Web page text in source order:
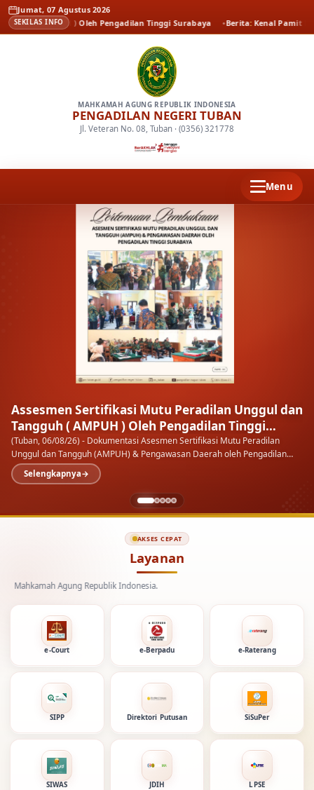
Jumat, 07 Agustus 2026
SEKILAS INFO
( AMPUH ) Oleh Pengadilan Tinggi Surabaya Berita Kenal Pamit
MAHKAMAH AGUNG REPUBLIK INDONESIA
PENGADILAN NEGERI TUBAN
Jl. Veteran No. 08, Tuban · (0356) 321778
Menu
Assesmen Sertifikasi Mutu Peradilan Unggul dan
Tangguh ( AMPUH ) Oleh Pengadilan Tinggi
Surabaya
(Tuban, 06/08/26) - Dokumentasi Asesmen Sertifikasi Mutu Peradilan
Unggul dan Tangguh (AMPUH) & Pengawasan Daerah oleh Pengadilan
Tinggi Surabaya pada Pengadilan Negeri…
Selengkapnya
AKSES CEPAT
Layanan
Agung Republik Indonesia.
e-Court e-Berpadu e-Raterang
SIPP Direktori Putusan SiSuPer
SIWAS JDIH LPSE